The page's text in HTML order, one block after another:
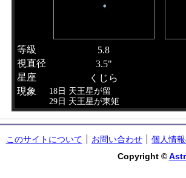
等級
5.8
視直径
3.5"
星座
くじら
現象
18日 天王星が留
29日 天王星が東矩
このサイトについて お問い合わせ
個人情
Copyright ©